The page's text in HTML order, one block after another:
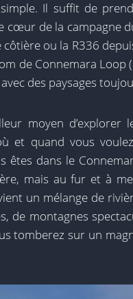
Il suffit de
cœur de la campagne
ou la R336
de Connemara Loop
des paysages
moyen d’explorer
et quand vous
êtes dans le
mais au fur et à
un mélange de
de montagnes
tomberez sur un